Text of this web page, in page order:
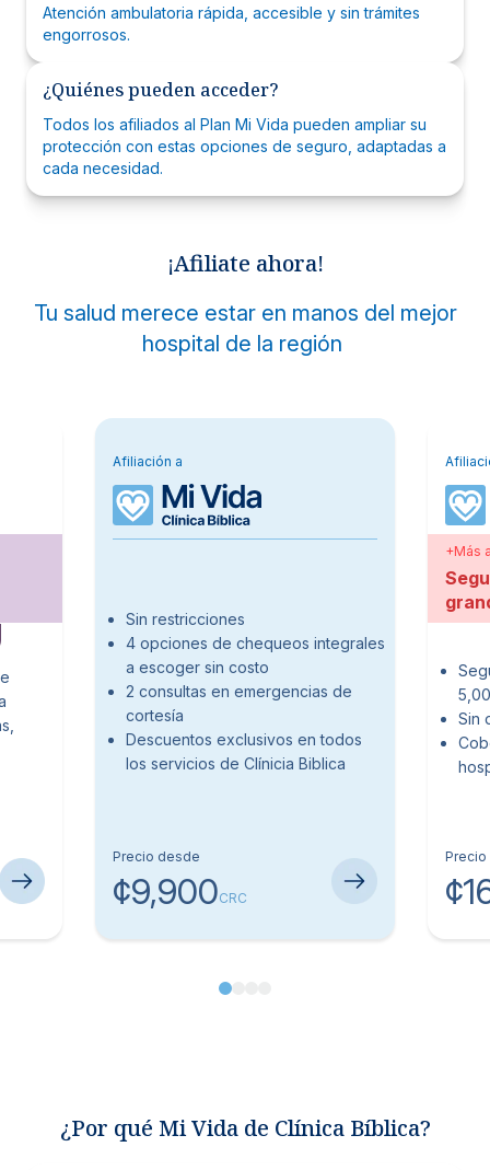
Atención ambulatoria rápida, accesible y sin trámites
engorrosos.
¿Quiénes pueden acceder?
Todos los afiliados al Plan Mi Vida pueden ampliar su
protección con estas opciones de seguro, adaptadas a
cada necesidad.
¡Afiliate ahora!
Tu salud merece estar en manos del mejor
hospital de la región
Afiliación a
Sin restricciones
4 opciones de chequeos integrales
a escoger sin costo
2 consultas en emergencias de
cortesía
Descuentos exclusivos en todos
los servicios de Clínicia Biblica
Precio desde
¢9,900CRC
+Más
Sin
¿Por qué Mi Vida de Clínica Bíblica?